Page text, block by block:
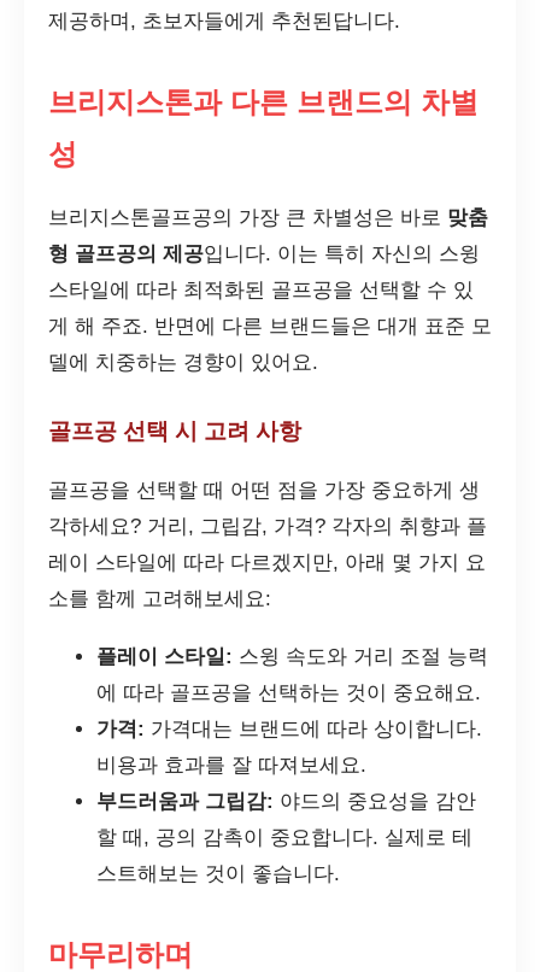
제공하며, 초보자들에게 추천된답니다.
브리지스톤과 다른 브랜드의 차별
성
브리지스톤골프공의 가장 큰 차별성은 바로 맞춤
형 골프공의 제공입니다. 이는 특히 자신의 스윙
스타일에 따라 최적화된 골프공을 선택할 수 있
게 해 주죠. 반면에 다른 브랜드들은 대개 표준 모
델에 치중하는 경향이 있어요.
골프공 선택 시 고려 사항
골프공을 선택할 때 어떤 점을 가장 중요하게 생
각하세요? 거리, 그립감, 가격? 각자의 취향과 플
레이 스타일에 따라 다르겠지만, 아래 몇 가지 요
소를 함께 고려해보세요:
플레이 스타일: 스윙 속도와 거리 조절 능력
에 따라 골프공을 선택하는 것이 중요해요.
가격: 가격대는 브랜드에 따라 상이합니다.
비용과 효과를 잘 따져보세요.
부드러움과 그립감: 야드의 중요성을 감안
할 때, 공의 감촉이 중요합니다. 실제로 테
스트해보는 것이 좋습니다.
마무리하며